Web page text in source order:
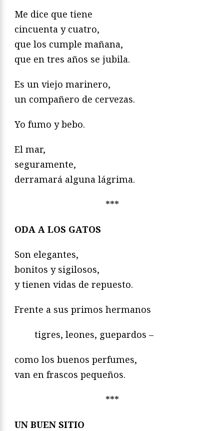
Me dice que tiene
cincuenta y cuatro,
que los cumple mañana,
que en tres años se jubila.
Es un viejo marinero,
un compañero de cervezas.
Yo fumo y bebo.
El mar,
seguramente,
derramará alguna lágrima.
***
ODA A LOS GATOS
Son elegantes,
bonitos y sigilosos,
y tienen vidas de repuesto.
Frente a sus primos hermanos
tigres, leones, guepardos –
como los buenos perfumes,
van en frascos pequeños.
***
UN BUEN SITIO